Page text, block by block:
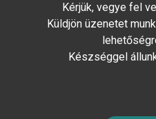
Kérjük, vegye fel
Küldjön üzenetet
Készséggel